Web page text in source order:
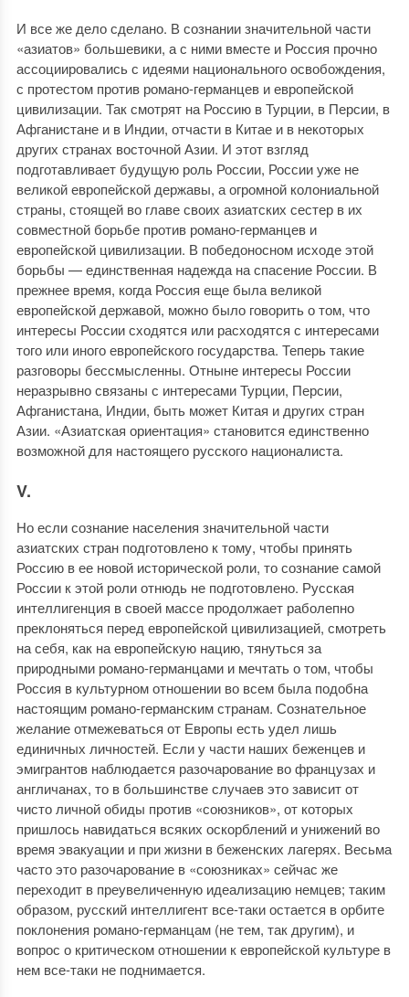
И все же дело сделано. В сознании значительной части
«азиатов» большевики, а с ними вместе и Россия прочно
ассоциировались с идеями национального освобождения,
с протестом против романо-германцев и европейской
цивилизации. Так смотрят на Россию в Турции, в Персии, в
Афганистане и в Индии, отчасти в Китае и в некоторых
других странах восточной Азии. И этот взгляд
подготавливает будущую роль России, России уже не
великой европейской державы, а огромной колониальной
страны, стоящей во главе своих азиатских сестер в их
совместной борьбе против романо-германцев и
европейской цивилизации. В победоносном исходе этой
борьбы — единственная надежда на спасение России. В
прежнее время, когда Россия еще была великой
европейской державой, можно было говорить о том, что
интересы России сходятся или расходятся с интересами
того или иного европейского государства. Теперь такие
разговоры бессмысленны. Отныне интересы России
неразрывно связаны с интересами Турции, Персии,
Афганистана, Индии, быть может Китая и других стран
Азии. «Азиатская ориентация» становится единственно
возможной для настоящего русского националиста.
V.
Но если сознание населения значительной части
азиатских стран подготовлено к тому, чтобы принять
Россию в ее новой исторической роли, то сознание самой
России к этой роли отнюдь не подготовлено. Русская
интеллигенция в своей массе продолжает раболепно
преклоняться перед европейской цивилизацией, смотреть
на себя, как на европейскую нацию, тянуться за
природными романо-германцами и мечтать о том, чтобы
Россия в культурном отношении во всем была подобна
настоящим романо-германским странам. Сознательное
желание отмежеваться от Европы есть удел лишь
единичных личностей. Если у части наших беженцев и
эмигрантов наблюдается разочарование во французах и
англичанах, то в большинстве случаев это зависит от
чисто личной обиды против «союзников», от которых
пришлось навидаться всяких оскорблений и унижений во
время эвакуации и при жизни в беженских лагерях. Весьма
часто это разочарование в «союзниках» сейчас же
переходит в преувеличенную идеализацию немцев; таким
образом, русский интеллигент все-таки остается в орбите
поклонения романо-германцам (не тем, так другим), и
вопрос о критическом отношении к европейской культуре в
нем все-таки не поднимается.